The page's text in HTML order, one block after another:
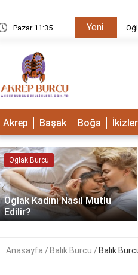
Pazar 11:35 Yeni
Akrep Başak Boğa İkizler
Oğlak Burcu
Oğlak Kadını Nasıl Mutlu
Edilir?
‹
Anasayfa Balık Burcu Balık